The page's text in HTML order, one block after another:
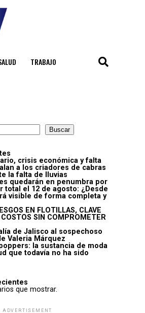
TRABAJO
Buscar
crisis económica y falta
a los criadores de cabras
la falta de lluvias
quedarán en penumbra por
total el 12 de agosto: ¿Desde
visible de forma completa y
EN FLOTILLAS, CLAVE
COSTOS SIN COMPROMETER
de Jalisco al sospechoso
Valeria Márquez
la sustancia de moda
que todavía no ha sido
que mostrar.
ADVERTISEMENT